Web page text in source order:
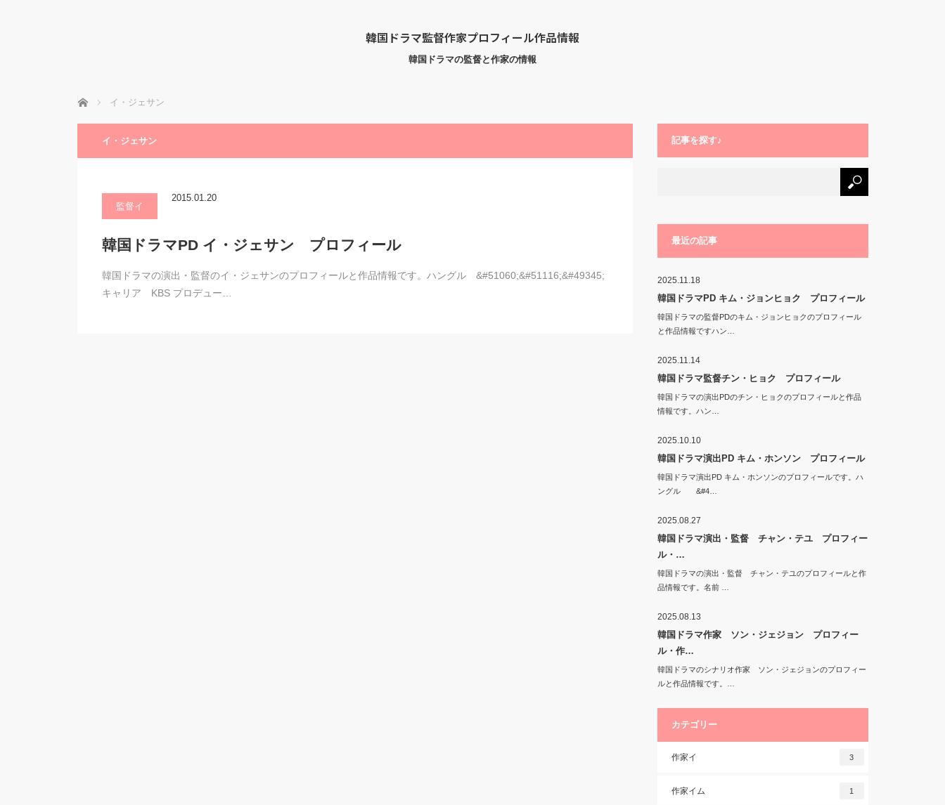
韓国ドラマ監督作家プロフィール作品情報
韓国ドラマの監督と作家の情報
ホーム イ・ジェサン
イ・ジェサン
監督イ
2015.01.20
韓国ドラマPD イ・ジェサン プロフィール
韓国ドラマの演出・監督のイ・ジェサンのプロフィールと作品情報です。ハングル &#51060;&#51116;&#49345;
キャリア KBS プロデュー…
記事を探す♪
最近の記事
2025.11.18
韓国ドラマPD キム・ジョンヒョク プロフィール
韓国ドラマの監督PDのキム・ジョンヒョクのプロフィール
と作品情報ですハン…
2025.11.14
韓国ドラマ監督チン・ヒョク プロフィール
韓国ドラマの演出PDのチン・ヒョクのプロフィールと作品
情報です。ハン…
2025.10.10
韓国ドラマ演出PD キム・ホンソン プロフィール
韓国ドラマ演出PD キム・ホンソンのプロフィールです。ハ
ングル &#4…
2025.08.27
韓国ドラマ演出・監督 チャン・テユ プロフィー
ル・…
韓国ドラマの演出・監督 チャン・テユのプロフィールと作
品情報です。名前 …
2025.08.13
韓国ドラマ作家 ソン・ジェジョン プロフィー
ル・作…
韓国ドラマのシナリオ作家 ソン・ジェジョンのプロフィー
ルと作品情報です。…
カテゴリー
作家イ 3
作家イム 1